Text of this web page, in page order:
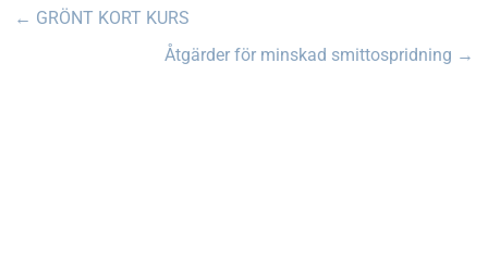
← GRÖNT KORT KURS
Åtgärder för minskad smittospridning →